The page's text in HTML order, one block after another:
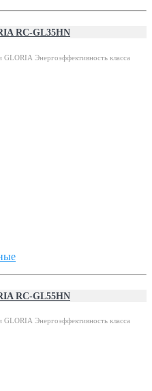
RC-GL35HN
Энергоэффективность класса
RC-GL55HN
Энергоэффективность класса